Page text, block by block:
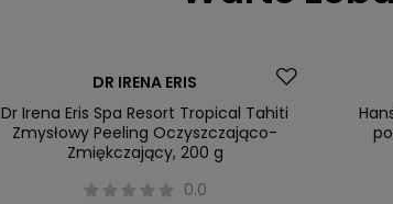
DR IRENA ERIS
Dr Irena Eris Spa Resort Tropical Tahiti
Zmysłowy Peeling Oczyszczająco-
Zmiękczający, 200 g
0.0